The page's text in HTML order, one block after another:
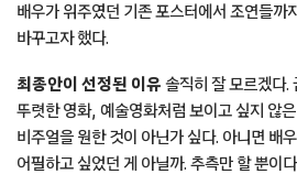
배우가 위주였던 기존 포스터에서 조연들까
바꾸고자 했다.
최종안이 선정된 이유 솔직히 잘 모르겠다.
뚜렷한 영화, 예술영화처럼 보이고 싶지 않
비주얼을 원한 것이 아닌가 싶다. 아니면 배
어필하고 싶었던 게 아닐까. 추측만 할 뿐이